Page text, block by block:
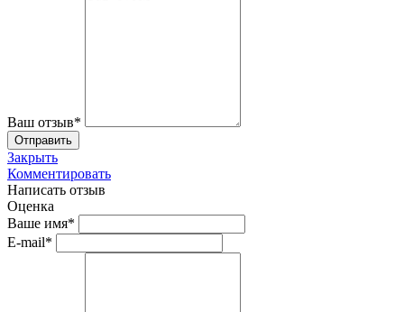
Ваш отзыв*
Закрыть
Комментировать
Написать отзыв
Оценка
Ваше имя*
E-mail*